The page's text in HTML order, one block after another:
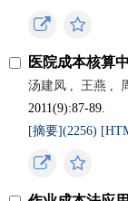
医院成本核算
汤建凤 , 王燕 ,
2011(9):87-89.
[摘要](2256)